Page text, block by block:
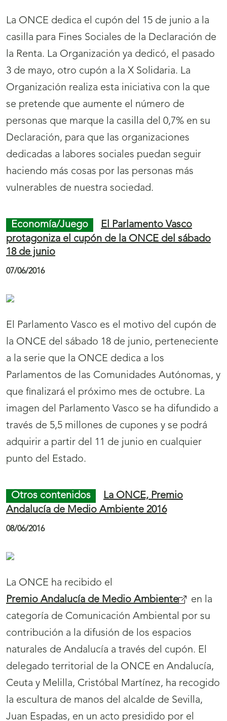
a
c
ó
N
o
t
i
c
i
a
s
La ONCE dedica el cupón del 15 de junio a la
casilla para Fines Sociales de la Declaración de
la Renta. La Organización ya dedicó, el pasado
3 de mayo, otro cupón a la X Solidaria. La
Organización realiza esta iniciativa con la que
se pretende que aumente el número de
personas que marque la casilla del 0,7% en su
Declaración, para que las organizaciones
dedicadas a labores sociales puedan seguir
haciendo más cosas por las personas más
vulnerables de nuestra sociedad.
Economía/Juego
El Parlamento Vasco
protagoniza el cupón de la ONCE del sábado
18 de junio
07/06/2016
El Parlamento Vasco es el motivo del cupón de
la ONCE del sábado 18 de junio, perteneciente
a la serie que la ONCE dedica a los
Parlamentos de las Comunidades Autónomas, y
que finalizará el próximo mes de octubre. La
imagen del Parlamento Vasco se ha difundido a
través de 5,5 millones de cupones y se podrá
adquirir a partir del 11 de junio en cualquier
punto del Estado.
Otros contenidos
La ONCE, Premio
Andalucía de Medio Ambiente 2016
08/06/2016
La ONCE ha recibido el
Premio Andalucía de Medio Ambiente
en la
categoría de Comunicación Ambiental por su
contribución a la difusión de los espacios
naturales de Andalucía a través del cupón. El
delegado territorial de la ONCE en Andalucía,
Ceuta y Melilla, Cristóbal Martínez, ha recogido
la escultura de manos del alcalde de Sevilla,
Juan Espadas, en un acto presidido por el